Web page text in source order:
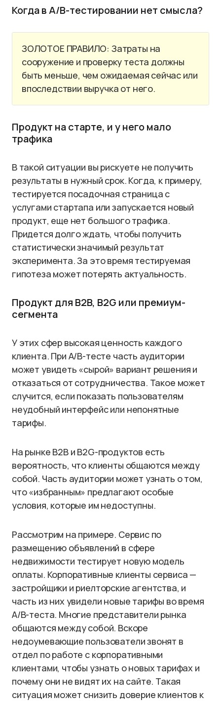
Когда в A/B-тестировании нет смысла?
ЗОЛОТОЕ ПРАВИЛО: Затраты на
сооружение и проверку теста должны
быть меньше, чем ожидаемая сейчас или
впоследствии выручка от него.
Продукт на старте, и у него мало
трафика
В такой ситуации вы рискуете не получить
результаты в нужный срок. Когда, к примеру,
тестируется посадочная страница с
услугами стартапа или запускается новый
продукт, еще нет большого трафика.
Придется долго ждать, чтобы получить
статистически значимый результат
эксперимента. За это время тестируемая
гипотеза может потерять актуальность.
Продукт для B2B, B2G или премиум-
сегмента
У этих сфер высокая ценность каждого
клиента. При A/B-тесте часть аудитории
может увидеть «сырой» вариант решения и
отказаться от сотрудничества. Такое может
случится, если показать пользователям
неудобный интерфейс или непонятные
тарифы.
На рынке B2B и B2G-продуктов есть
вероятность, что клиенты общаются между
собой. Часть аудитории может узнать о том,
что «избранным» предлагают особые
условия, которые им недоступны.
Рассмотрим на примере. Сервис по
размещению объявлений в сфере
недвижимости тестирует новую модель
оплаты. Корпоративные клиенты сервиса —
застройщики и риелторские агентства, и
часть из них увидели новые тарифы во время
A/B-теста. Многие представители рынка
общаются между собой. Вскоре
недоумевающие пользователи звонят в
отдел по работе с корпоративными
клиентами, чтобы узнать о новых тарифах и
почему они не видят их на сайте. Такая
ситуация может снизить доверие клиентов к